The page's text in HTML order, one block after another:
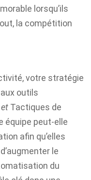
lorsqu’ils
la compétition
votre stratégie
outils
et Tactiques de
équipe peut-elle
afin qu’elles
le
du